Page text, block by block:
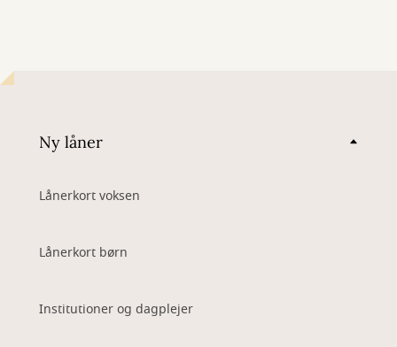
Ny låner
Lånerkort voksen
Lånerkort børn
Institutioner og dagplejer